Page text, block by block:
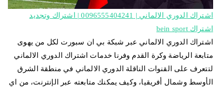
اشتراك الدوري الالماني | 0096555404241 | اشتراك وتجديد
اشتراك bein sport
اشتراك الدوري الالماني عبر شبكة بي ان سبورت لكل من يهوى
متابعة الرياضة وكرة القدم وفرنا خدمات اشتراك الدوري الالماني
لتتعرف على القنوات الناقلة الدوري الالماني في منطقة الشرق
الأوسط وشمال أفريقيا، وكيف يمكنك متابعته عبر الإنترنت، من اي